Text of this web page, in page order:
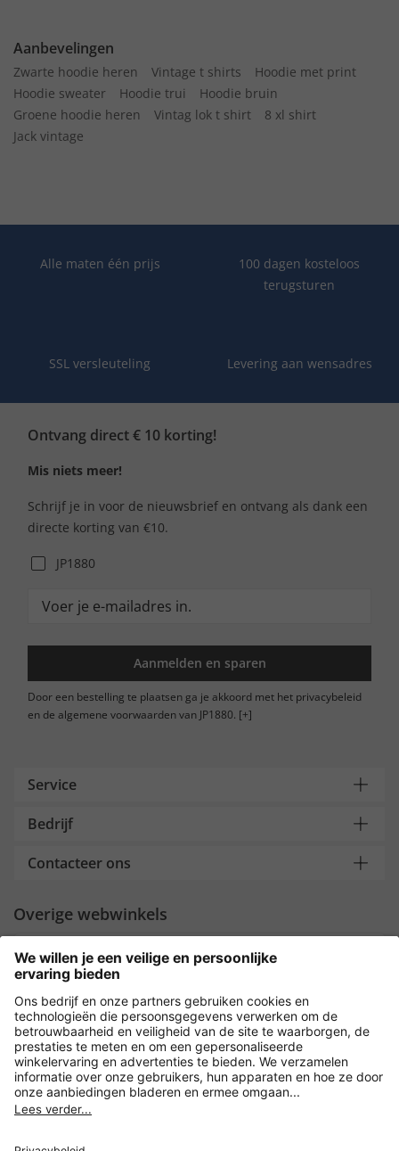
Aanbevelingen
Zwarte hoodie heren Vintage t shirts
Hoodie met print
Hoodie sweater
Hoodie trui
Hoodie bruin
Groene hoodie heren
Vintag lok t shirt
8 xl shirt
Jack vintage
Alle maten één prijs
100 dagen kosteloos
terugsturen
SSL versleuteling Levering aan wensadres
Ontvang direct € 10 korting!
Mis niets meer!
Schrijf je in voor de nieuwsbrief en ontvang als dank een
directe korting van €10.
JP1880
Aanmelden en sparen
Door een bestelling te plaatsen ga je akkoord met het privacybeleid
en de algemene voorwaarden van JP1880. [+]
Service
Bedrijf
Contacteer ons
Overige webwinkels
Nederland
Payment and Delivery
Versleuteling met